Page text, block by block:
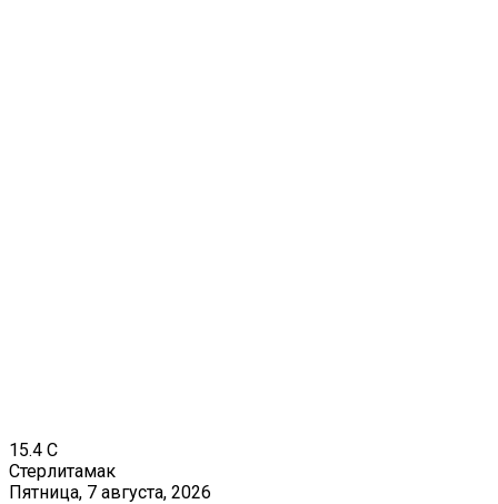
15.4 C
Стерлитамак
Пятница, 7 августа, 2026